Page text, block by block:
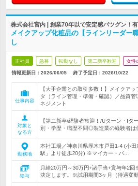
株式会社宮内 | 創業70年以で安定感バツグン！
メイクアップ化粧品の【ラインリーダ
し
正社員 急募 転勤なし 第二新卒歓迎 女性
情報更新日：2026/06/05 終了予定日： 2026/10/22
仕事内容
【大手企業との取引多数！】メイクア
タ（ライン管理・準備・確認）／品質
ネジメント
対象と
なる方
【第二新卒/経験者歓迎！/Uターン・Iタ
別・学歴・職歴不問◎製造業の経験者は
勤務地
本社工場／神奈川県厚木市戸田1-4 (小田
駅」より徒歩20分) ※マイカー・バ…
給与
月給20万円～30万円+諸手当+賞与年2
決定します。※試用期間3ヶ月（待遇変動